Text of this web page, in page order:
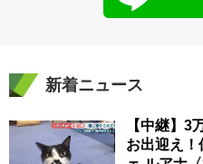
新着ニュース
【中継】3
お出迎え！